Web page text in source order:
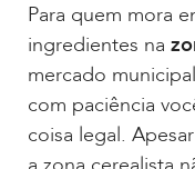
Para quem mora
ingredientes na
mercado
com paciência
coisa legal.